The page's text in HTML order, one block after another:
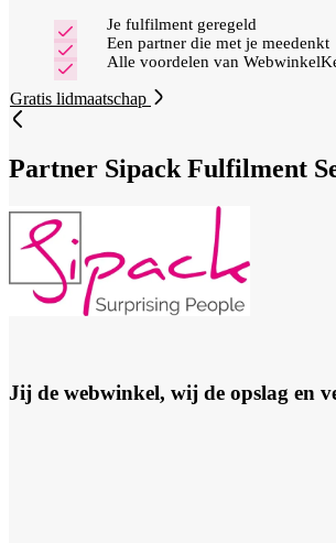
Je fulfilment geregeld
Een partner die met je meedenkt
Alle voordelen van
Gratis lidmaatschap
Partner Sipack Fulfilment
Jij de webwinkel, wij de opslag en